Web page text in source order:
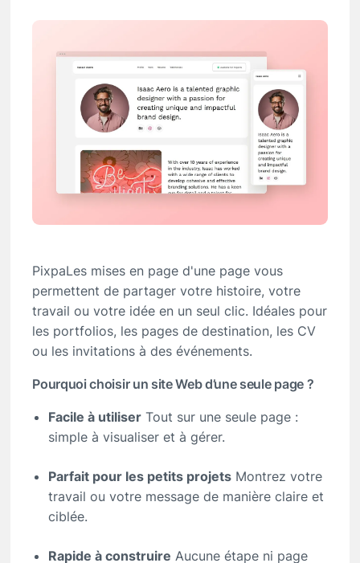
PixpaLes mises en page d'une page vous
permettent de partager votre histoire, votre
travail ou votre idée en un seul clic. Idéales pour
les portfolios, les pages de destination, les CV
ou les invitations à des événements.
Pourquoi choisir un site Web d’une seule page ?
Facile à utiliser Tout sur une seule page :
simple à visualiser et à gérer.
Parfait pour les petits projets Montrez votre
travail ou votre message de manière claire et
ciblée.
Rapide à construire Aucune étape ni page